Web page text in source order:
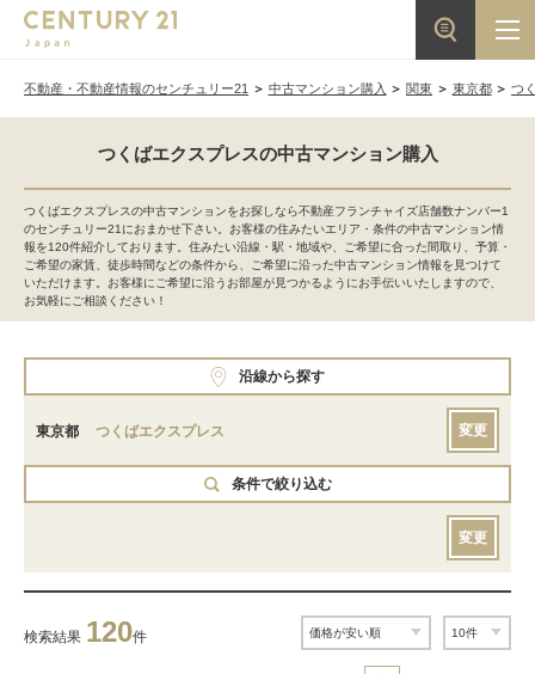
不動産・不動産情報のセンチュリー21 中古マンション購入 関東 東京都 つ
つくばエクスプレスの中古マンション購入
つくばエクスプレスの中古マンションをお探しなら不動産フランチャイズ店舗数ナンバー1
のセンチュリー21におまかせ下さい。お客様の住みたいエリア・条件の中古マンション情
報を120件紹介しております。住みたい沿線・駅・地域や、ご希望に合った間取り、予算・
ご希望の家賃、徒歩時間などの条件から、ご希望に沿った中古マンション情報を見つけて
いただけます。お客様にご希望に沿うお部屋が見つかるようにお手伝いいたしますので、
お気軽にご相談ください！
沿線から探す
東京都 つくばエクスプレス 変更
条件で絞り込む
変更
検索結果 120件